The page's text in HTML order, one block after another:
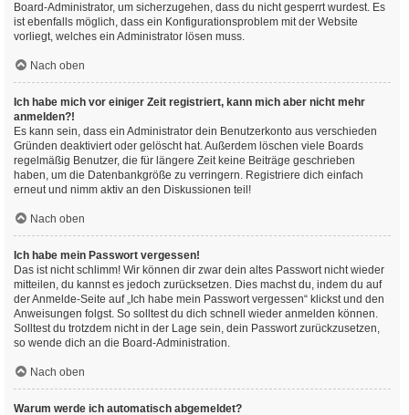
Board-Administrator, um sicherzugehen, dass du nicht gesperrt wurdest. Es
ist ebenfalls möglich, dass ein Konfigurationsproblem mit der Website
vorliegt, welches ein Administrator lösen muss.
Nach oben
Ich habe mich vor einiger Zeit registriert, kann mich aber nicht mehr
anmelden?!
Es kann sein, dass ein Administrator dein Benutzerkonto aus verschieden
Gründen deaktiviert oder gelöscht hat. Außerdem löschen viele Boards
regelmäßig Benutzer, die für längere Zeit keine Beiträge geschrieben
haben, um die Datenbankgröße zu verringern. Registriere dich einfach
erneut und nimm aktiv an den Diskussionen teil!
Nach oben
Ich habe mein Passwort vergessen!
Das ist nicht schlimm! Wir können dir zwar dein altes Passwort nicht wieder
mitteilen, du kannst es jedoch zurücksetzen. Dies machst du, indem du auf
der Anmelde-Seite auf „Ich habe mein Passwort vergessen“ klickst und den
Anweisungen folgst. So solltest du dich schnell wieder anmelden können.
Solltest du trotzdem nicht in der Lage sein, dein Passwort zurückzusetzen,
so wende dich an die Board-Administration.
Nach oben
Warum werde ich automatisch abgemeldet?